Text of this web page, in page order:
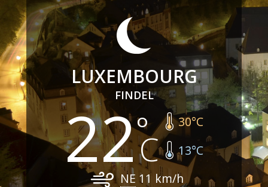
LUXEMBOURG
FINDEL
22 30°C
13°C
NE 11 km/h